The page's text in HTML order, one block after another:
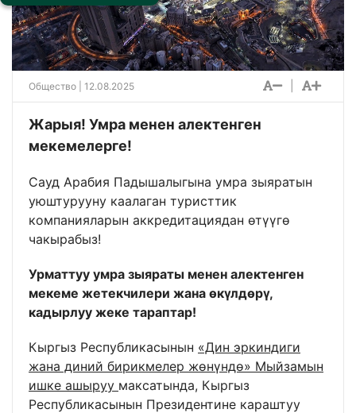
Общество | 12.08.2025
Жарыя! Умра менен алектенген
мекемелерге!
Сауд Арабия Падышалыгына умра зыяратын
уюштурууну каалаган туристтик
компанияларын аккредитациядан өтүүгө
чакырабыз!
Урматтуу умра зыяраты менен алектенген
мекеме жетекчилери жана өкүлдөрү,
кадырлуу жеке тараптар!
Кыргыз Республикасынын «Дин эркиндиги
жана диний бирикмелер жөнүндө» Мыйзамын
ишке ашыруу максатында, Кыргыз
Республикасынын Президентине караштуу